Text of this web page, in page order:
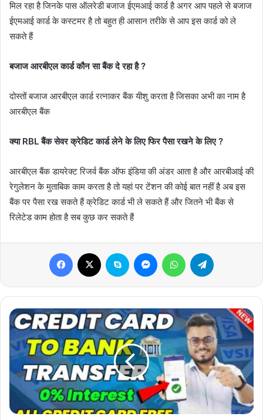
मिल रहा है जिनके पास ऑलरेडी बजाज ईएमआई कार्ड है अगर आप पहले से बजाज
ईएमआई कार्ड के कस्टमर है तो बहुत ही आसान तरीके से आप इस कार्ड को ले
सकते हैं
बजाज आरबीएल कार्ड कौन सा बैंक दे रहा है ?
दोस्तों बजाज आरबीएल कार्ड रत्नाकर बैंक यीशु करता है जिसका अभी का नाम है
आरबीएल बैंक
क्या RBL बैंक सेवर क्रेडिट कार्ड लेने के लिए फिर पैसा रखने के लिए ?
आरबीएल बैंक डायरेक्ट रिजर्व बैंक ऑफ इंडिया की अंडर आता है और आरबीआई की
रेगुलेशन के मुताबिक काम करता है तो यहां पर टेंशन की कोई बात नहीं है अब इस
बैंक पर पैसा रख सकते हैं क्रेडिट कार्ड भी ले सकते हैं और जितने भी बैंक से
रिलेटेड काम होता है सब कुछ कर सकते हैं
Facebook Skype MessengerWhatsApp
Credit
Card
Bank
Account
Money
Transfer
2023